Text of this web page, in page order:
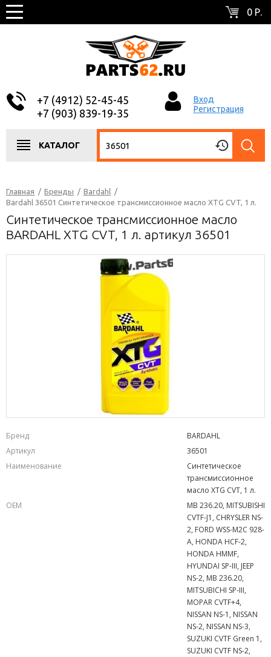
0 Р.
+7 (4912) 52-45-45
+7 (903) 839-19-35
Вход
Регистрация
КАТАЛОГ
Главная / Бренды / Bardahl /
Bardahl 36501 Синтетическое трансмиссионное масло XTG CVT, 1 л.
Синтетическое трансмиссионное масло
BARDAHL XTG CVT, 1 л. артикул 36501
Бренд
BARDAHL
Артикул
36501
Наименование
Синтетическое
трансмиссионное
масло XTG CVT, 1 л.
OEM
MB 236.20, MITSUBISHI
CVTF-J1, CHRYSLER NS-
2, FORD WSS-M2C 928-
A, HONDA HCF-2,
HONDA HMMF,
HYUNDAI SP-III, JEEP
NS-2, MB 236.20,
MITSUBICHI SP-III,
MOPAR CVTF+4,
NISSAN NS-1, NISSAN
NS-2, NISSAN NS-3,
SUZUKI CVTF Green 1,
SUZUKI CVTF NS-2,